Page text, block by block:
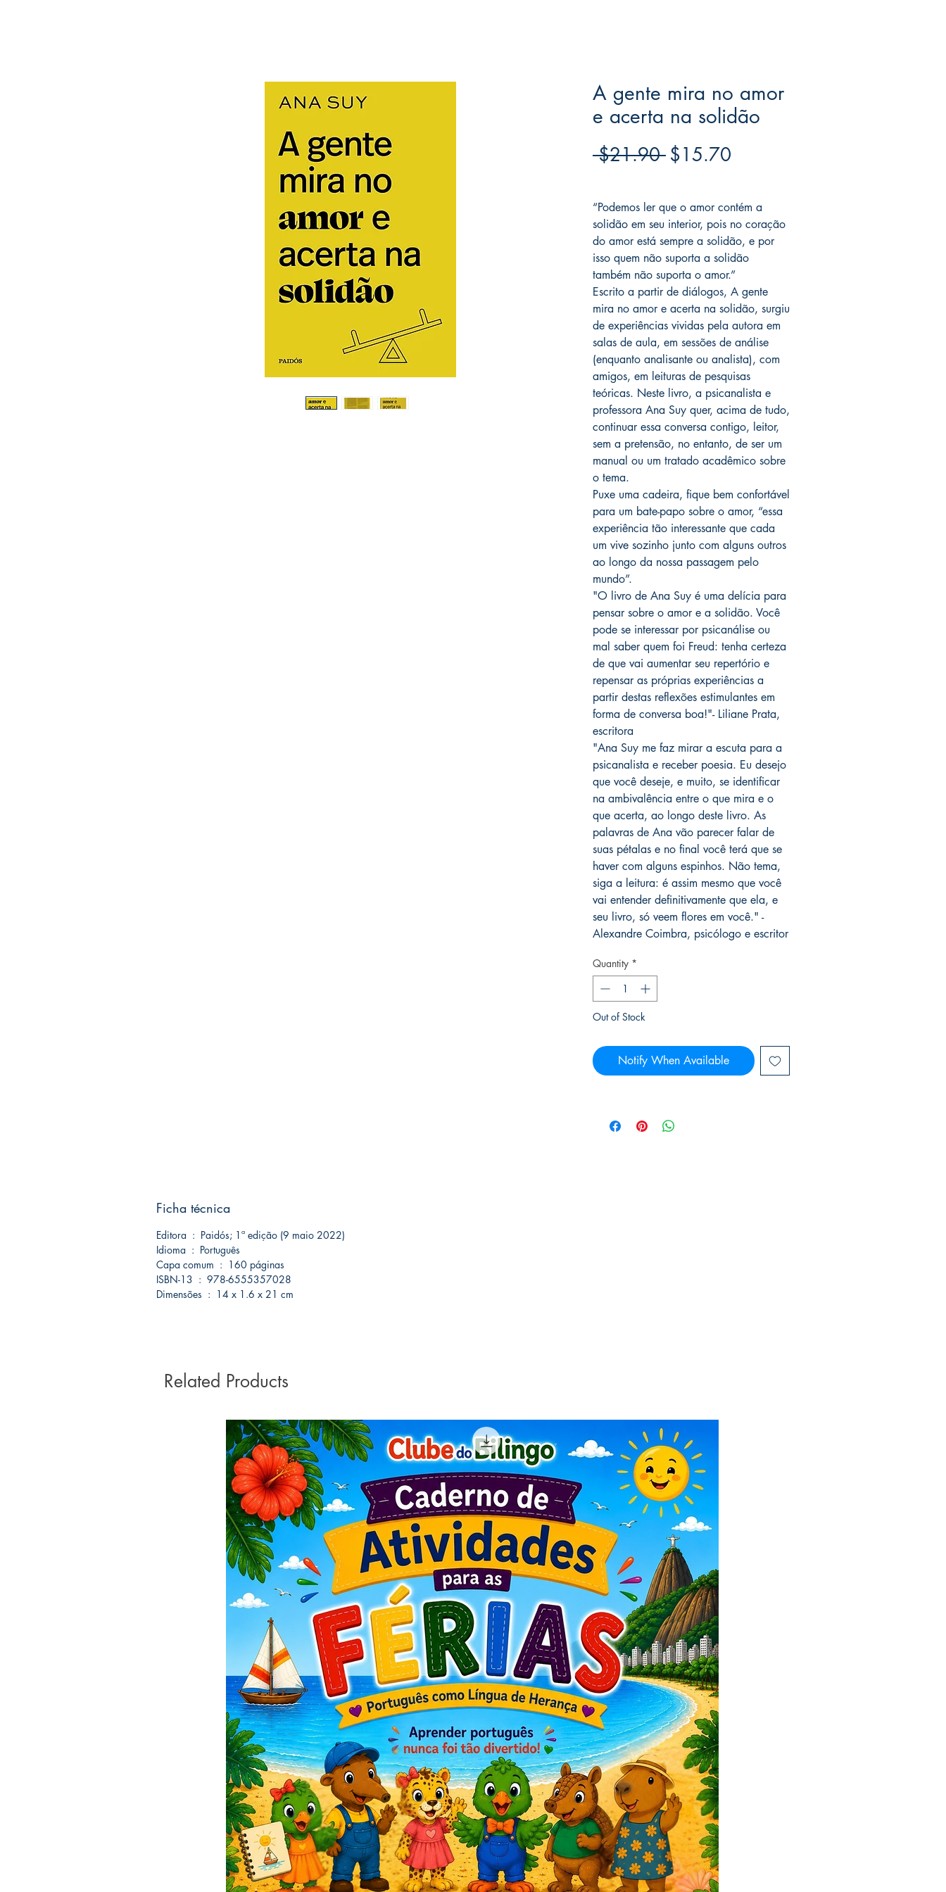
A gente mira no amor
e acerta na solidão
$21.90 Regular
$15.70
“Podemos ler que o amor contém a
solidão em seu interior, pois no coração
do amor está sempre a solidão, e por
isso quem não suporta a solidão
também não suporta o amor.”
Escrito a partir de diálogos, A gente
mira no amor e acerta na solidão, surgiu
de experiências vividas pela autora em
salas de aula, em sessões de análise
(enquanto analisante ou analista), com
amigos, em leituras de pesquisas
teóricas. Neste livro, a psicanalista e
professora Ana Suy quer, acima de tudo,
continuar essa conversa contigo, leitor,
sem a pretensão, no entanto, de ser um
manual ou um tratado acadêmico sobre
o tema.
Puxe uma cadeira, fique bem confortável
para um bate-papo sobre o amor, “essa
experiência tão interessante que cada
um vive sozinho junto com alguns outros
ao longo da nossa passagem pelo
mundo”.
"O livro de Ana Suy é uma delícia para
pensar sobre o amor e a solidão. Você
pode se interessar por psicanálise ou
mal saber quem foi Freud: tenha certeza
de que vai aumentar seu repertório e
repensar as próprias experiências a
partir destas reflexões estimulantes em
forma de conversa boa!"- Liliane Prata,
escritora
"Ana Suy me faz mirar a escuta para a
psicanalista e receber poesia. Eu desejo
que você deseje, e muito, se identificar
na ambivalência entre o que mira e o
que acerta, ao longo deste livro. As
palavras de Ana vão parecer falar de
suas pétalas e no final você terá que se
haver com alguns espinhos. Não tema,
siga a leitura: é assim mesmo que você
vai entender definitivamente que ela, e
seu livro, só veem flores em você." -
Alexandre Coimbra, psicólogo e escritor
Quantity *
Out of Stock
Notify When Available
Ficha técnica
Editora ‏ : ‎ Paidós; 1ª edição (9 maio 2022)
Idioma ‏ : ‎ Português
Capa comum ‏ : ‎ 160 páginas
ISBN-13 ‏ : ‎ 978-6555357028
Dimensões ‏ : ‎ 14 x 1.6 x 21 cm
Related Products